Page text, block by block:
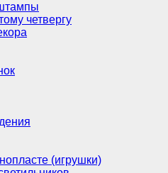
четвергу
(игрушки)